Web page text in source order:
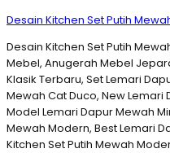
Desain Kitchen Set Putih
Desain Kitchen Set Putih
Mebel, Anugerah Mebel
Klasik Terbaru, Set Lemari
Mewah Cat Duco, New
Model Lemari Dapur Mewah
Mewah Modern, Best Lemari
Kitchen Set Putih Mewah